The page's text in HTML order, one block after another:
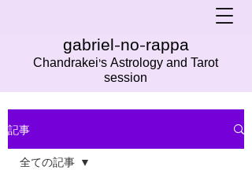
gabriel-no-rappa
Chandrakei's Astrology and Tarot
session
記事
全ての記事